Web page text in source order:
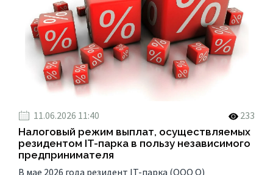
11.06.2026 11:40
233
Налоговый режим выплат, осуществляемых
резидентом IT-парка в пользу независимого
предпринимателя
В мае 2026 года резидент IT-парка (ООО Q)